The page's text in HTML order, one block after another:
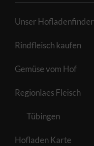
Unser Hofladenfinder
Rindfleisch kaufen
Gemüse vom Hof
Regionlaes Fleisch
Tübingen
Hofladen Karte